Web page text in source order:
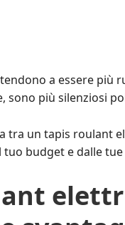
a essere più
sono più silenziosi
tra un tapis roulant
tuo budget e dalle